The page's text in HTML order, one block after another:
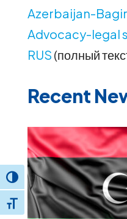
Toggle High Contrast
Toggle Font size
Azerbaijan-
Advocacy-legal
RUS (полный
Recent